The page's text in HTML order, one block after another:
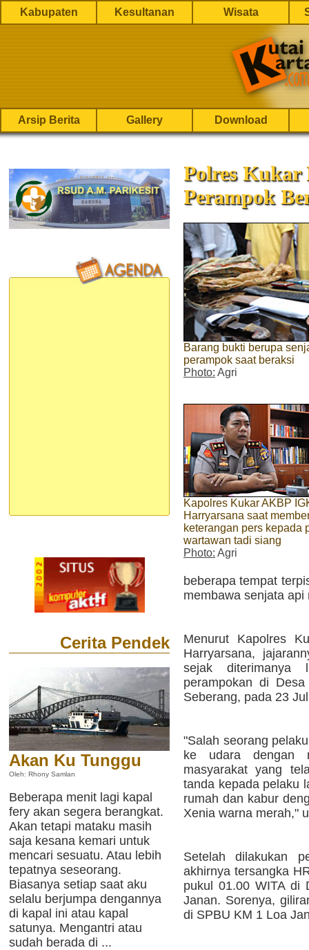
Kabupaten Kesultanan Wisata
Arsip Berita Gallery Download
Cerita Pendek
Akan Ku Tunggu
Oleh: Rhony Samlan
Beberapa menit lagi kapal
fery akan segera berangkat.
Akan tetapi mataku masih
saja kesana kemari untuk
mencari sesuatu. Atau lebih
tepatnya seseorang.
Biasanya setiap saat aku
selalu berjumpa dengannya
di kapal ini atau kapal
satunya. Mengantri atau
sudah berada di ...
Polres Kukar
Perampok
Barang bukti berupa
perampok saat beraksi
Photo: Agri
Kapolres Kukar AKBP
Harryarsana saat
keterangan pers kepada
wartawan tadi siang
Photo: Agri
beberapa tempat
membawa senjata api
Menurut Kapolres
Harryarsana,
sejak diterimanya
perampokan di
Seberang, pada 23
"Salah seorang
ke udara dengan
masyarakat yang
tanda kepada pelaku
rumah dan kabur
Xenia warna merah,"
Setelah dilakukan
akhirnya tersangka
pukul 01.00 WITA di
Janan. Sorenya,
di SPBU KM 1 Loa